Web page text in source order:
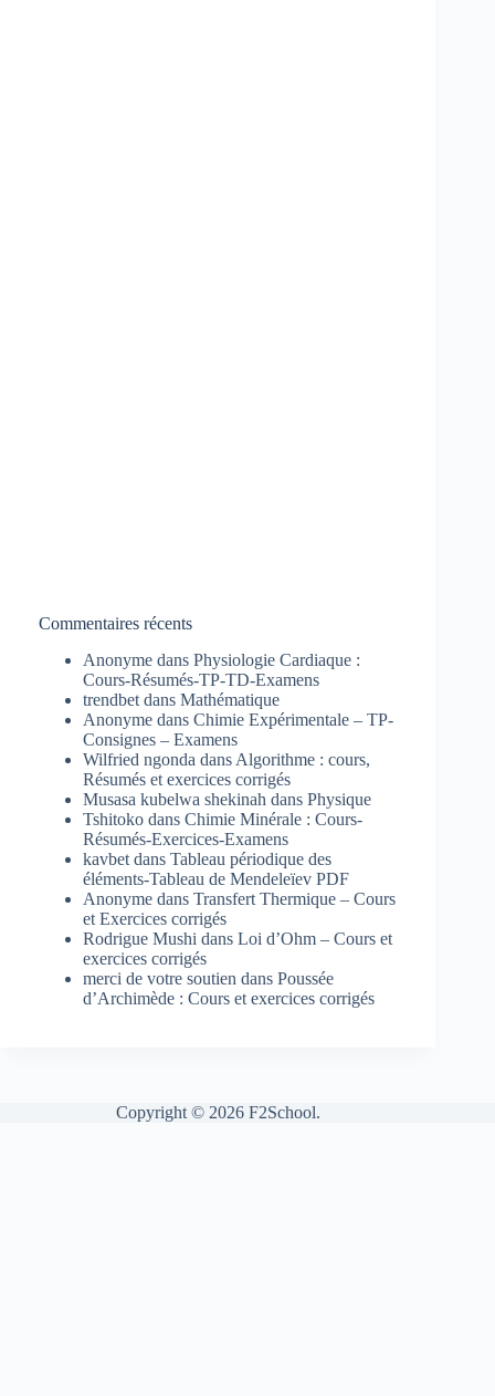
Commentaires récents
Anonyme dans Physiologie Cardiaque :
Cours-Résumés-TP-TD-Examens
trendbet dans Mathématique
Anonyme dans Chimie Expérimentale – TP-
Consignes – Examens
Wilfried ngonda dans Algorithme : cours,
Résumés et exercices corrigés
Musasa kubelwa shekinah dans Physique
Tshitoko dans Chimie Minérale : Cours-
Résumés-Exercices-Examens
kavbet dans Tableau périodique des
éléments-Tableau de Mendeleïev PDF
Anonyme dans Transfert Thermique – Cours
et Exercices corrigés
Rodrigue Mushi dans Loi d’Ohm – Cours et
exercices corrigés
merci de votre soutien dans Poussée
d’Archimède : Cours et exercices corrigés
Copyright © 2026 F2School.